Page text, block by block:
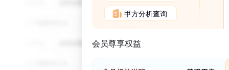
甲方分析查询
会员尊享权益